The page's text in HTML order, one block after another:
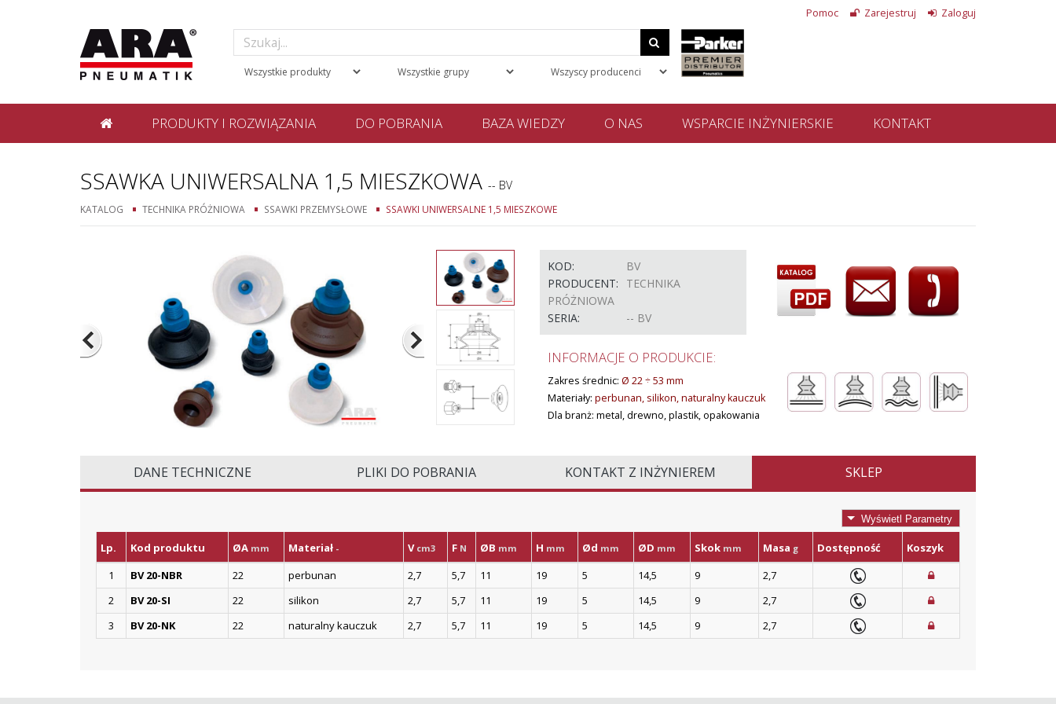
Pomoc Zarejestruj Zaloguj
PRODUKTY I ROZWIĄZANIA DO POBRANIA BAZA WIEDZY O NAS WSPARCIE INŻYNIERSKIE KONTAKT
SSAWKA UNIWERSALNA 1,5 MIESZKOWA -- BV
KATALOG TECHNIKA PRÓŻNIOWA SSAWKI PRZEMYSŁOWE SSAWKI UNIWERSALNE 1,5 MIESZKOWE
KOD:
BV
PRODUCENT:
TECHNIKA
PRÓŻNIOWA
SERIA:
-- BV
INFORMACJE O PRODUKCIE:
Zakres średnic: Ø 22 ÷ 53 mm
Materiały: perbunan, silikon, naturalny kauczuk
Dla branż: metal, drewno, plastik, opakowania
DANE TECHNICZNE PLIKI DO POBRANIA KONTAKT Z INŻYNIEREM SKLEP
Wyświetl Parametry
Lp. Kod produktu ØA mm Materiał - V cm3 F N ØB mm H mm Ød mm ØD mm Skok mm Masa g Dostępność
Koszyk
1
BV 20-NBR 22 perbunan 2,7 5,7 11 19 5 14,5 9
2,7
2
BV 20-SI 22 silikon 2,7 5,7 11 19 5 14,5 9
2,7
3
BV 20-NK 22 naturalny kauczuk 2,7 5,7 11 19 5 14,5 9 2,7